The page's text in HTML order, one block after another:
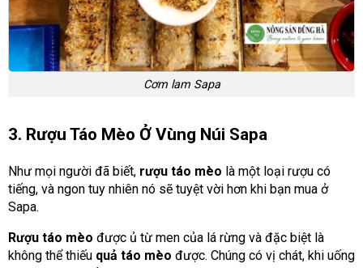
Cơm lam Sapa
3. Rượu Táo Mèo Ở Vùng Núi Sapa
Như mọi người đã biết, rượu táo mèo là một loại rượu có
tiếng, và ngon tuy nhiên nó sẽ tuyệt vời hơn khi bạn mua ở
Sapa.
Rượu táo mèo được ủ từ men của lá rừng và đặc biệt là
không thể thiếu quả táo mèo được. Chúng có vị chát, khi uống